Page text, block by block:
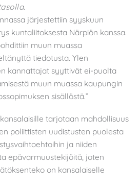
järjestettiin syyskuun
kuntaliitoksesta Närpiön kanssa.
muun muassa
tiedotusta. Ylen
kannattajat syyttivät ei-puolta
muun muassa kaupungin
sisällöstä.”
tarjotaan mahdollisuus
poliittisten uudistusten puolesta
ja niiden
epävarmuustekijöitä, joten
on kansalaiselle